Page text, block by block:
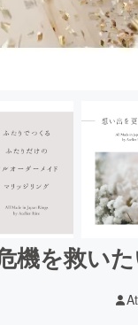
機を救い